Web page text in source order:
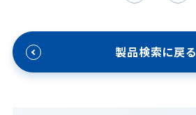
製品検索に戻る